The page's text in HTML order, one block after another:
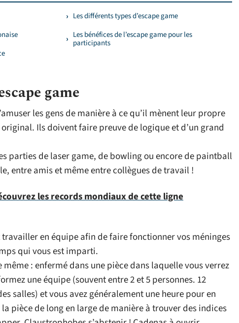
Les différents types d’escape game
Les bénéfices de l’escape game pour les
participants
game
les gens de manière à ce qu’il mènent leur propre
Ils doivent faire preuve de logique et d’un grand
parties de laser game, de bowling ou encore de paintball
entre amis et même entre collègues de travail !
les records mondiaux de cette ligne
en équipe afin de faire fonctionner vos méninges
qui vous est imparti.
: enfermé dans une pièce dans laquelle vous verrez
une équipe (souvent entre 2 et 5 personnes. 12
salles) et vous avez généralement une heure pour en
pièce de long en large de manière à trouver des indices